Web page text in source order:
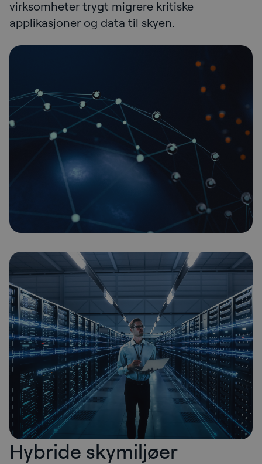
virksomheter trygt migrere kritiske
applikasjoner og data til skyen.
Hybride skymiljøer